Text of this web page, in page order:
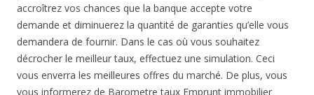
accroîtrez vos chances que la banque accepte votre
demande et diminuerez la quantité de garanties qu’elle vous
demandera de fournir. Dans le cas où vous souhaitez
décrocher le meilleur taux, effectuez une simulation. Ceci
vous enverra les meilleures offres du marché. De plus, vous
vous informerez de Barometre taux Emprunt immobilier